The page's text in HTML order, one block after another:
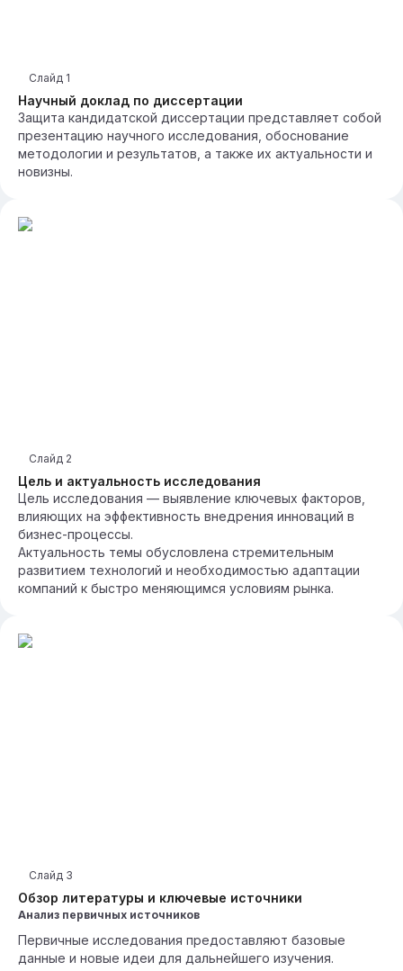
Научный доклад по диссертации
Слайд 1
Защита кандидатской диссертации представляет собой
презентацию научного исследования, обоснование
методологии и результатов, а также их актуальности и
новизны.
Цель и актуальность исследования
Слайд 2
Цель исследования — выявление ключевых факторов,
влияющих на эффективность внедрения инноваций в
бизнес-процессы.
Актуальность темы обусловлена стремительным
развитием технологий и необходимостью адаптации
компаний к быстро меняющимся условиям рынка.
Обзор литературы и ключевые источники
Слайд 3
Анализ первичных источников
Первичные исследования предоставляют базовые
данные и новые идеи для дальнейшего изучения.